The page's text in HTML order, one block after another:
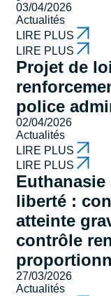
03/04/2026
Actualités
LIRE PLUS
LIRE PLUS
Projet de
police
02/04/2026
Actualités
LIRE PLUS
LIRE PLUS
Euthanasie
liberté :
atteinte
contrôle
27/03/2026
Actualités